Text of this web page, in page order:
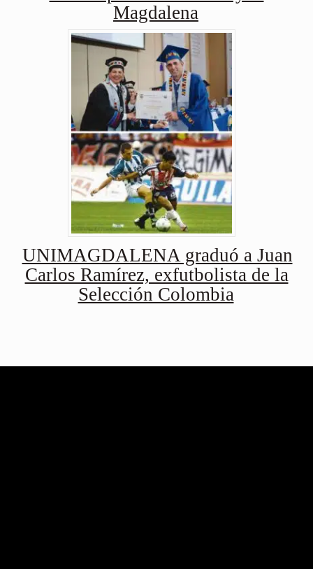
Magdalena
UNIMAGDALENA graduó a Juan
Carlos Ramírez, exfutbolista de la
Selección Colombia